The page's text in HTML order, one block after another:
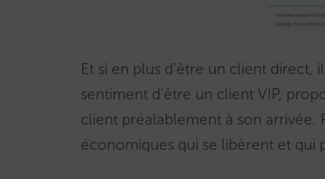
Et si en plus d’être un client
sentiment d’être un client VIP,
client préalablement à son arrivée.
économiques qui se libèrent et qui